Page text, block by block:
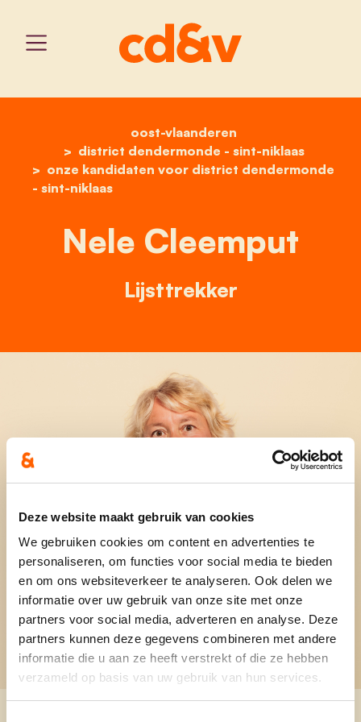
Deze website maakt gebruik van cookies
We gebruiken cookies om content en advertenties te
personaliseren, om functies voor social media te bieden
en om ons websiteverkeer te analyseren. Ook delen we
informatie over uw gebruik van onze site met onze
partners voor social media, adverteren en analyse. Deze
partners kunnen deze gegevens combineren met andere
informatie die u aan ze heeft verstrekt of die ze hebben
verzameld op basis van uw gebruik van hun services.
home
oost-vlaanderen
district dendermonde - sint-niklaas
onze kandidaten voor district dendermonde
- sint-niklaas
nele cleemput
Nele Cleemput
Lijsttrekker